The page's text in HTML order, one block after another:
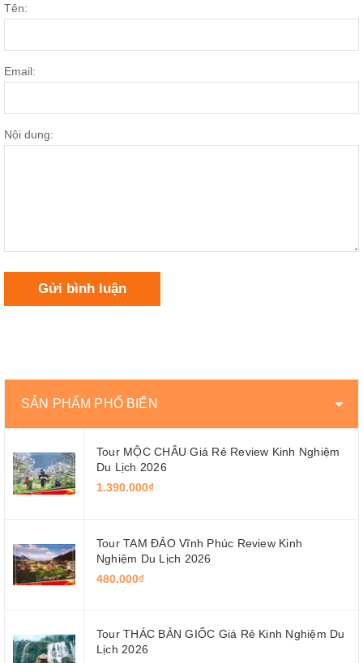
Tên:
Email:
Nội dung:
Gửi bình luận
SẢN PHẨM PHỔ BIẾN
Tour MỘC CHÂU Giá Rẻ Review Kinh Nghiệm
Du Lịch 2026
1.390.000₫
Tour TAM ĐẢO Vĩnh Phúc Review Kinh
Nghiệm Du Lịch 2026
480.000₫
Tour THÁC BẢN GIỐC Giá Rẻ Kinh Nghiệm Du
Lịch 2026